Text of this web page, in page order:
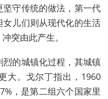
守传统的做法，第一代
儿们则从现代化的生活
突由此产生。
的城镇化过程，其城镇
大。戈尔丁指出，1960
，是第二组六个国家里